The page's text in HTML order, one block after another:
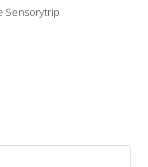
Sensorytrip